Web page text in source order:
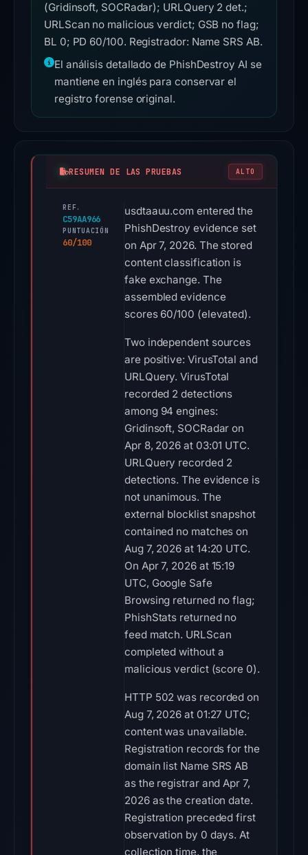
(Gridinsoft, SOCRadar); URLQuery 2 det.;
URLScan no malicious verdict; GSB no flag;
BL 0; PD 60/100. Registrador: Name SRS AB.
El análisis detallado de PhishDestroy AI se
mantiene en inglés para conservar el
registro forense original.
RESUMEN DE LAS PRUEBAS ALTO
REF.
C59AA966
PUNTUACIÓN
60/100
usdtaauu.com entered the
PhishDestroy evidence set
on Apr 7, 2026. The stored
content classification is
fake exchange. The
assembled evidence
scores 60/100 (elevated).
Two independent sources
are positive: VirusTotal and
URLQuery. VirusTotal
recorded 2 detections
among 94 engines:
Gridinsoft, SOCRadar on
Apr 8, 2026 at 03:01 UTC.
URLQuery recorded 2
detections. The evidence is
not unanimous. The
external blocklist snapshot
contained no matches on
Aug 7, 2026 at 14:20 UTC.
On Apr 7, 2026 at 15:19
UTC, Google Safe
Browsing returned no flag;
PhishStats returned no
feed match. URLScan
completed without a
malicious verdict (score 0).
HTTP 502 was recorded on
Aug 7, 2026 at 01:27 UTC;
content was unavailable.
Registration records for the
domain list Name SRS AB
as the registrar and Apr 7,
2026 as the creation date.
Registration preceded first
observation by 0 days. At
collection time, the